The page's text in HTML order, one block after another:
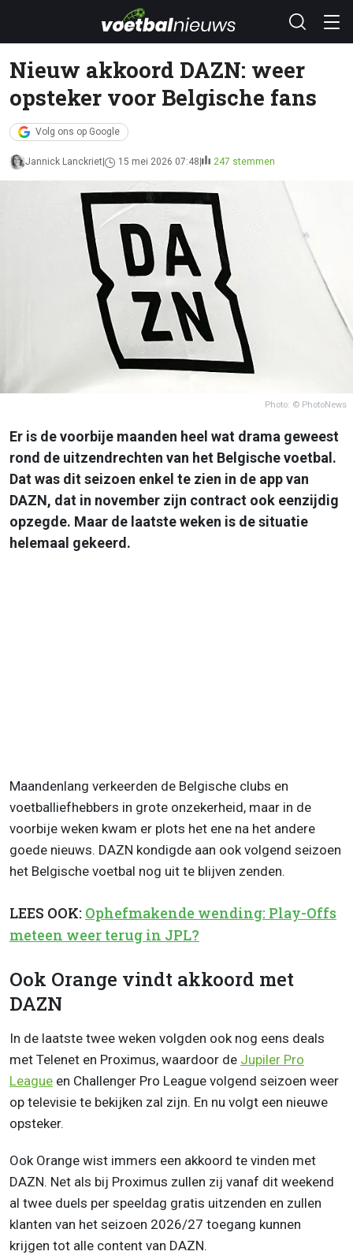
Nieuw akkoord DAZN: weer
opsteker voor Belgische fans
Volg ons op Google
Jannick Lanckriet 15 mei 2026 07:48 247 stemmen
Photo: © PhotoNews
Er is de voorbije maanden heel wat drama geweest
rond de uitzendrechten van het Belgische voetbal.
Dat was dit seizoen enkel te zien in de app van
DAZN, dat in november zijn contract ook eenzijdig
opzegde. Maar de laatste weken is de situatie
helemaal gekeerd.
Maandenlang verkeerden de Belgische clubs en
voetballiefhebbers in grote onzekerheid, maar in de
voorbije weken kwam er plots het ene na het andere
goede nieuws. DAZN kondigde aan ook volgend seizoen
het Belgische voetbal nog uit te blijven zenden.
LEES OOK: Ophefmakende wending: Play-Offs
meteen weer terug in JPL?
Ook Orange vindt akkoord met
DAZN
In de laatste twee weken volgden ook nog eens deals
met Telenet en Proximus, waardoor de Jupiler Pro
League en Challenger Pro League volgend seizoen weer
op televisie te bekijken zal zijn. En nu volgt een nieuwe
opsteker.
Ook Orange wist immers een akkoord te vinden met
DAZN. Net als bij Proximus zullen zij vanaf dit weekend
al twee duels per speeldag gratis uitzenden en zullen
klanten van het seizoen 2026/27 toegang kunnen
krijgen tot alle content van DAZN.